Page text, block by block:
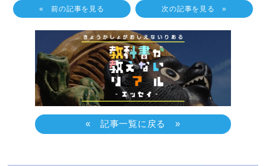
« 前の記事を見る 次の記事を見る »
« 記事一覧に戻る »